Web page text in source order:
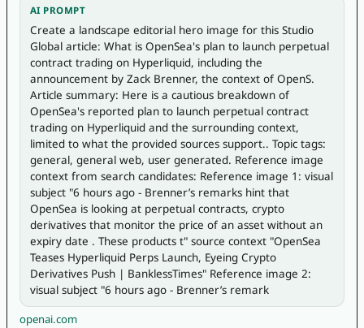
AI PROMPT
Create a landscape editorial hero image for this Studio
Global article: What is OpenSea's plan to launch perpetual
contract trading on Hyperliquid, including the
announcement by Zack Brenner, the context of OpenS.
Article summary: Here is a cautious breakdown of
OpenSea's reported plan to launch perpetual contract
trading on Hyperliquid and the surrounding context,
limited to what the provided sources support.. Topic tags:
general, general web, user generated. Reference image
context from search candidates: Reference image 1: visual
subject "6 hours ago - Brenner’s remarks hint that
OpenSea is looking at perpetual contracts, crypto
derivatives that monitor the price of an asset without an
expiry date . These products t" source context "OpenSea
Teases Hyperliquid Perps Launch, Eyeing Crypto
Derivatives Push | BanklessTimes" Reference image 2:
visual subject "6 hours ago - Brenner’s remark
openai.com